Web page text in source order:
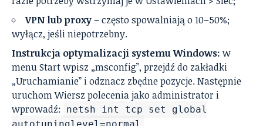
VPN lub proxy– często spowalniają o 10–50%;
wyłącz, jeśli niepotrzebny.
Instrukcja optymalizacji systemu Windows: w
menu Start wpisz „msconfig”, przejdź do zakładki
„Uruchamianie” i odznacz zbędne pozycje. Następnie
uruchom Wiersz polecenia jako administrator i
wprowadź: netsh int tcp set global
autotuninglevel=normal .